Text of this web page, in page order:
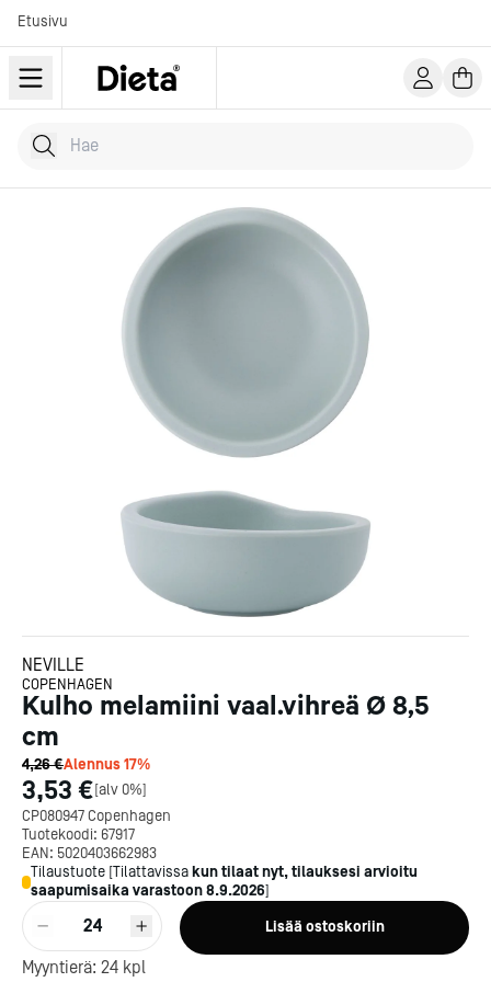
Etusivu
Hae tuotteita
Kirjoita hakusana...
NEVILLE
COPENHAGEN
Kulho melamiini vaal.vihreä Ø 8,5
cm
4,26 €Alennus17%
3,53 €[alv 0%]
CP080947 Copenhagen
Tuotekoodi: 67917
EAN: 5020403662983
Tilaustuote [Tilattavissa kun tilaat nyt, tilauksesi arvioitu
saapumisaika varastoon8.9.2026]
24 Lisää ostoskoriin
Myyntierä: 24 kpl
Kotipizza on vuonna 1987
perustettu yritys, jolla on yli